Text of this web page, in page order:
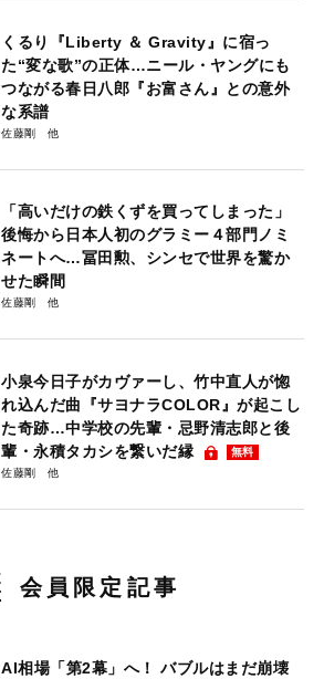
くるり『Liberty ＆ Gravity』に宿っ
た“変な歌”の正体…ニール・ヤングにも
つながる春日八郎『お富さん』との意外
な系譜
佐藤剛
「高いだけの鉄くずを買ってしまった」
後悔から日本人初のグラミー４部門ノミ
ネートへ…冨田勲、シンセで世界を驚か
せた瞬間
佐藤剛
小泉今日子がカヴァーし、竹中直人が惚
れ込んだ曲『サヨナラCOLOR』が起こし
た奇跡…中学校の先輩・忌野清志郎と後
輩・永積タカシを繋いだ縁
無料
佐藤剛
会員限定記事
AI相場「第2幕」へ！ バブルはまだ崩壊